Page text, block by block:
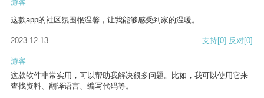
游客
这款app的社区氛围很温馨，让我能够感受到家的温暖。
2023-12-13 支持[0] 反对[0]
游客
这款软件非常实用，可以帮助我解决很多问题。比如，我可以使用它来
查找资料、翻译语言、编写代码等。